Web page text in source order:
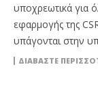
υποχρεωτικά για
εφαρμογής της
υπάγονται στην
ΔΙΑΒΆΣΤΕ